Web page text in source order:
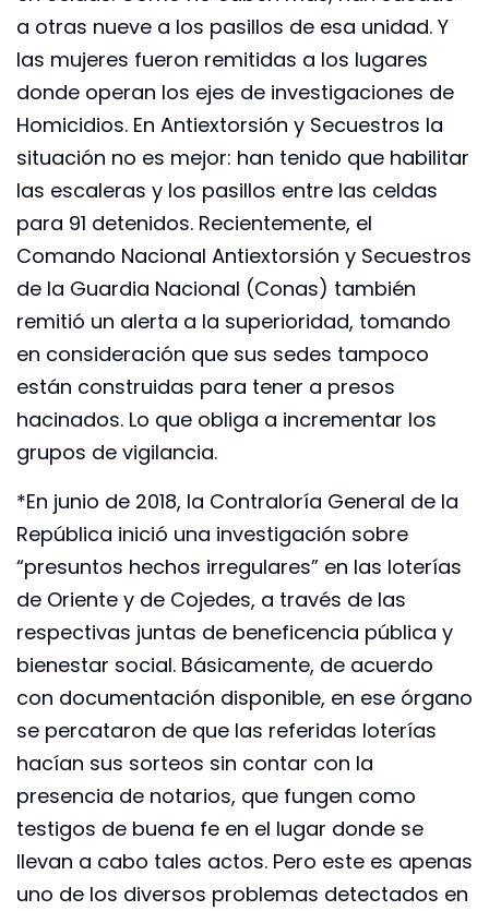
a otras nueve a los pasillos de esa unidad. Y
las mujeres fueron remitidas a los lugares
donde operan los ejes de investigaciones de
Homicidios. En Antiextorsión y Secuestros la
situación no es mejor: han tenido que habilitar
las escaleras y los pasillos entre las celdas
para 91 detenidos. Recientemente, el
Comando Nacional Antiextorsión y Secuestros
de la Guardia Nacional (Conas) también
remitió un alerta a la superioridad, tomando
en consideración que sus sedes tampoco
están construidas para tener a presos
hacinados. Lo que obliga a incrementar los
grupos de vigilancia.
*En junio de 2018, la Contraloría General de la
República inició una investigación sobre
“presuntos hechos irregulares” en las loterías
de Oriente y de Cojedes, a través de las
respectivas juntas de beneficencia pública y
bienestar social. Básicamente, de acuerdo
con documentación disponible, en ese órgano
se percataron de que las referidas loterías
hacían sus sorteos sin contar con la
presencia de notarios, que fungen como
testigos de buena fe en el lugar donde se
llevan a cabo tales actos. Pero este es apenas
uno de los diversos problemas detectados en